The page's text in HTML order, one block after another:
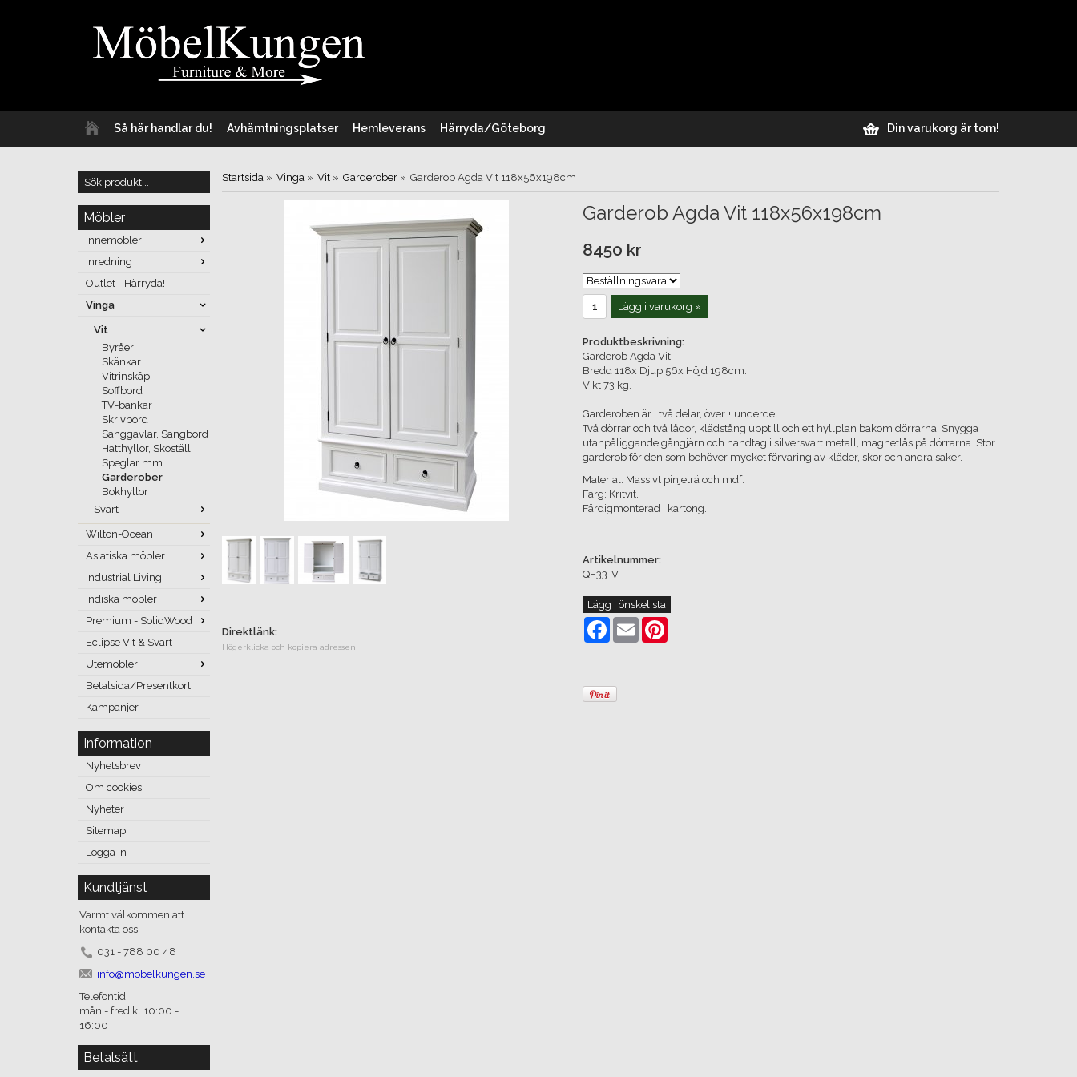
Så här handlar du! Avhämtningsplatser Hemleverans Härryda/Göteborg Din varukorg är tom!
Möbler
Innemöbler
Inredning
Outlet - Härryda!
Vinga
Vit
Byråer
Skänkar
Vitrinskåp
Soffbord
TV-bänkar
Skrivbord
Sänggavlar, Sängbord
Hatthyllor, Skoställ,
Speglar mm
Garderober
Bokhyllor
Svart
Wilton-Ocean
Asiatiska möbler
Industrial Living
Indiska möbler
Premium - SolidWood
Eclipse Vit & Svart
Utemöbler
Betalsida/Presentkort
Kampanjer
Information
Nyhetsbrev
Om cookies
Nyheter
Sitemap
Logga in
Kundtjänst
Varmt välkommen att
kontakta oss!
031 - 788 00 48
info@mobelkungen.se
Telefontid
mån - fred kl 10:00 -
16:00
Betalsätt
Startsida » Vinga » Vit » Garderober » Garderob Agda Vit 118x56x198cm
Direktlänk:
Högerklicka och kopiera adressen
Garderob Agda Vit 118x56x198cm
8450 kr
Lägg i varukorg »
Produktbeskrivning:
Garderob Agda Vit.
Bredd 118x Djup 56x Höjd 198cm.
Vikt 73 kg.
Garderoben är i två delar, över + underdel.
Två dörrar och två lådor, klädstång upptill och ett hyllplan bakom dörrarna. Snygga
utanpåliggande gångjärn och handtag i silversvart metall, magnetlås på dörrarna. Stor
garderob för den som behöver mycket förvaring av kläder, skor och andra saker.
Material: Massivt pinjeträ och mdf.
Färg: Kritvit.
Färdigmonterad i kartong.
Artikelnummer:
QF33-V
Lägg i önskelista
Facebook
Email